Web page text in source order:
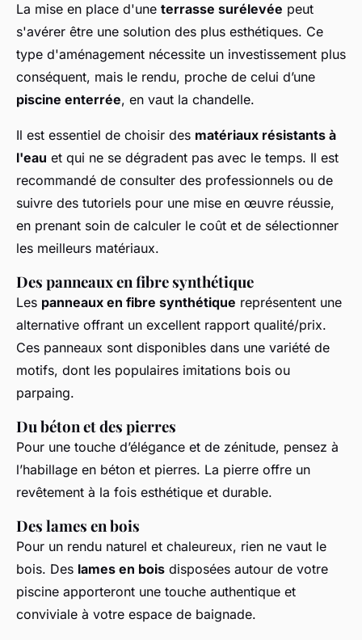
La mise en place d'une terrasse surélevée peut
s'avérer être une solution des plus esthétiques. Ce
type d'aménagement nécessite un investissement plus
conséquent, mais le rendu, proche de celui d’une
piscine enterrée, en vaut la chandelle.
Il est essentiel de choisir des matériaux résistants à
l'eau et qui ne se dégradent pas avec le temps. Il est
recommandé de consulter des professionnels ou de
suivre des tutoriels pour une mise en œuvre réussie,
en prenant soin de calculer le coût et de sélectionner
les meilleurs matériaux.
Des panneaux en fibre synthétique
Les panneaux en fibre synthétique représentent une
alternative offrant un excellent rapport qualité/prix.
Ces panneaux sont disponibles dans une variété de
motifs, dont les populaires imitations bois ou
parpaing.
Du béton et des pierres
Pour une touche d’élégance et de zénitude, pensez à
l’habillage en béton et pierres. La pierre offre un
revêtement à la fois esthétique et durable.
Des lames en bois
Pour un rendu naturel et chaleureux, rien ne vaut le
bois. Des lames en bois disposées autour de votre
piscine apporteront une touche authentique et
conviviale à votre espace de baignade.